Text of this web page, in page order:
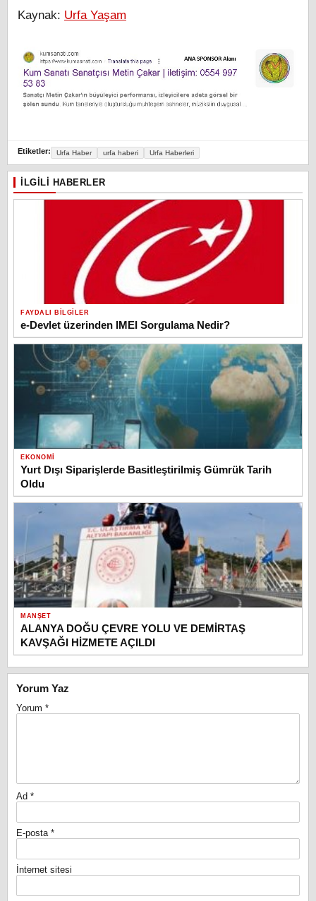
Kaynak: Urfa Yaşam
Etiketler: Urfa Haber urfa haberi Urfa Haberleri
İLGILI HABERLER
FAYDALI BILGILER
e-Devlet üzerinden IMEI Sorgulama Nedir?
EKONOMI
Yurt Dışı Siparişlerde Basitleştirilmiş Gümrük Tarih
Oldu
MANŞET
ALANYA DOĞU ÇEVRE YOLU VE DEMİRTAŞ
KAVŞAĞI HİZMETE AÇILDI
Yorum Yaz
Yorum *
Ad *
E-posta *
İnternet sitesi